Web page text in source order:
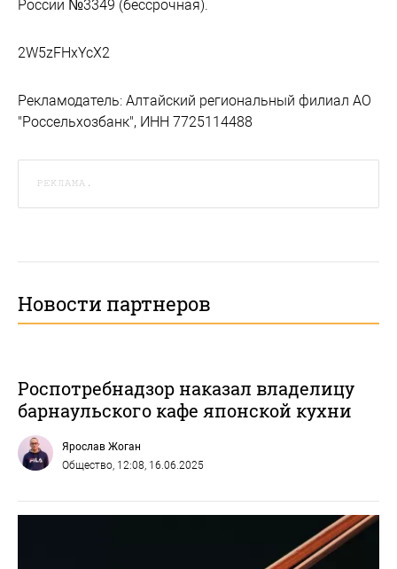
России №3349 (бессрочная).
2W5zFHxYcX2
Рекламодатель: Алтайский региональный филиал АО
"Россельхозбанк", ИНН 7725114488
РЕКЛАМА.
Новости партнеров
Роспотребнадзор наказал владелицу
барнаульского кафе японской кухни
Ярослав Жоган
Общество , 12:08, 16.06.2025